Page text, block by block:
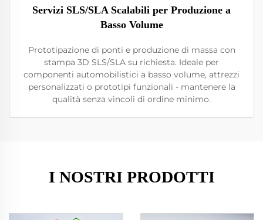
Servizi SLS/SLA Scalabili per Produzione a
Basso Volume
Prototipazione di ponti e produzione di massa con
stampa 3D SLS/SLA su richiesta. Ideale per
componenti automobilistici a basso volume, attrezzi
personalizzati o prototipi funzionali - mantenere la
qualità senza vincoli di ordine minimo.
I NOSTRI PRODOTTI